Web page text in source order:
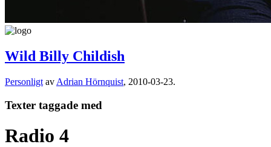
Wild Billy Childish
Personligt av Adrian Hörnquist, 2010-03-23.
Texter taggade med
Radio 4